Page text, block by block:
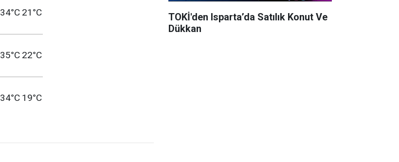
34°C 21°C
35°C 22°C
34°C 19°C
TOKİ'den Isparta’da Satılık Konut Ve
Dükkan